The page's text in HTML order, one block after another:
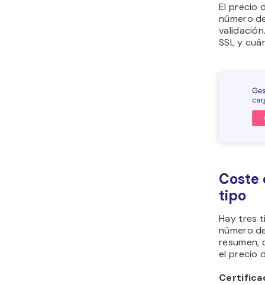
El precio
número
SSL y
Coste
tipo
Hay tres
número
resumen,
el precio